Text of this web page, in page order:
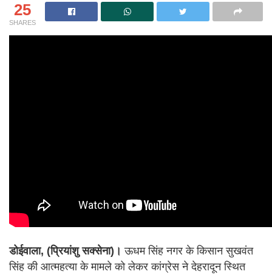
25
SHARES
डोईवाला, (प्रियांशु सक्सेना)। ऊधम सिंह नगर के किसान सुखवंत
सिंह की आत्महत्या के मामले को लेकर कांग्रेस ने देहरादून स्थित